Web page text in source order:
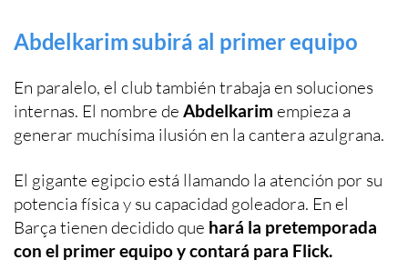
Abdelkarim subirá al primer equipo
En paralelo, el club también trabaja en soluciones
internas. El nombre de Abdelkarim empieza a
generar muchísima ilusión en la cantera azulgrana.
El gigante egipcio está llamando la atención por su
potencia física y su capacidad goleadora. En el
Barça tienen decidido que hará la pretemporada
con el primer equipo y contará para Flick.